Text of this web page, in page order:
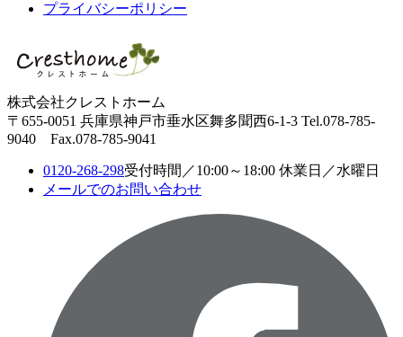
プライバシーポリシー
株式会社クレストホーム
〒655-0051 兵庫県神戸市垂水区舞多聞西6-1-3 Tel.078-785-
9040 Fax.078-785-9041
0120-268-298受付時間／10:00～18:00 休業日／水曜日
メールでのお問い合わせ